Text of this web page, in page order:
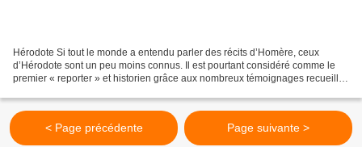
Hérodote Si tout le monde a entendu parler des récits d’Homère, ceux
d’Hérodote sont un peu moins connus. Il est pourtant considéré comme le
premier « reporter » et historien grâce aux nombreux témoignages recueillis
< Page précédente Page suivante >